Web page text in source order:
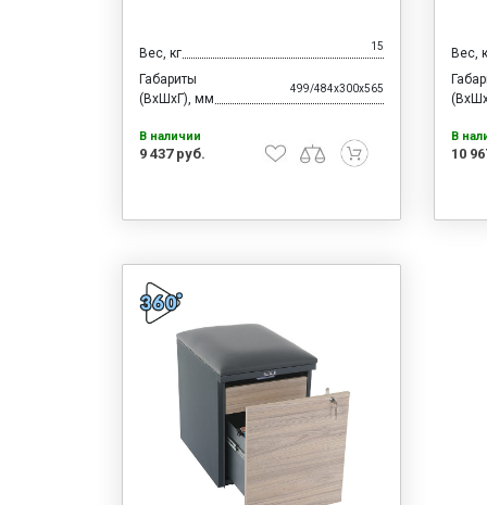
Вес, кг 15
Габариты
(ВхШхГ), мм
499/484x300x565
В наличии
9 437 руб.
Вес,
В
10